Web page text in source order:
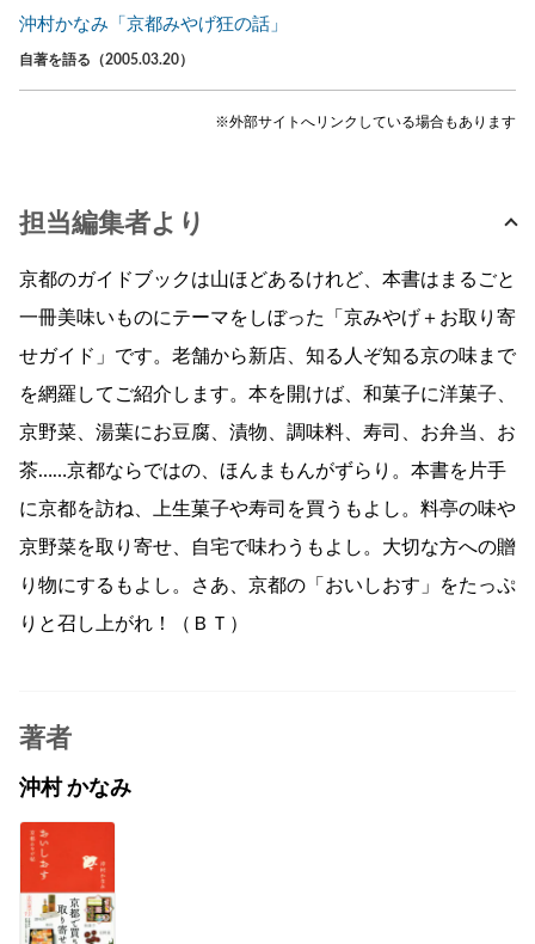
沖村かなみ「京都みやげ狂の話」
自著を語る（2005.03.20）
※外部サイトへリンクしている場合もあります
担当編集者より
京都のガイドブックは山ほどあるけれど、本書はまるごと
一冊美味いものにテーマをしぼった「京みやげ＋お取り寄
せガイド」です。老舗から新店、知る人ぞ知る京の味まで
を網羅してご紹介します。本を開けば、和菓子に洋菓子、
京野菜、湯葉にお豆腐、漬物、調味料、寿司、お弁当、お
茶……京都ならではの、ほんまもんがずらり。本書を片手
に京都を訪ね、上生菓子や寿司を買うもよし。料亭の味や
京野菜を取り寄せ、自宅で味わうもよし。大切な方への贈
り物にするもよし。さあ、京都の「おいしおす」をたっぷ
りと召し上がれ！（ＢＴ）
著者
沖村 かなみ